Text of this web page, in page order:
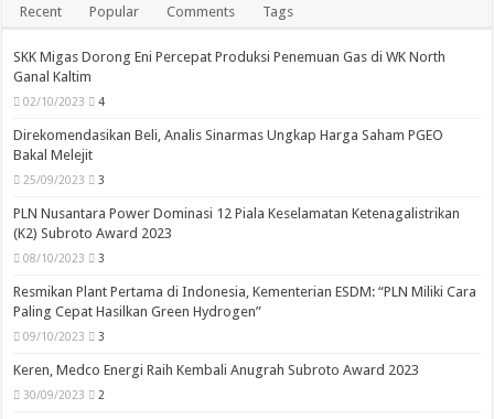
Recent Popular Comments Tags
SKK Migas Dorong Eni Percepat Produksi Penemuan Gas di WK North
Ganal Kaltim
02/10/2023 4
Direkomendasikan Beli, Analis Sinarmas Ungkap Harga Saham PGEO
Bakal Melejit
25/09/2023 3
PLN Nusantara Power Dominasi 12 Piala Keselamatan Ketenagalistrikan
(K2) Subroto Award 2023
08/10/2023 3
Resmikan Plant Pertama di Indonesia, Kementerian ESDM: “PLN Miliki Cara
Paling Cepat Hasilkan Green Hydrogen”
09/10/2023 3
Keren, Medco Energi Raih Kembali Anugrah Subroto Award 2023
30/09/2023 2